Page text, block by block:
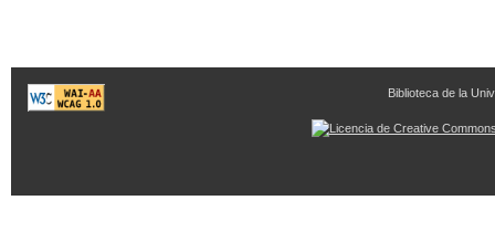
Biblioteca de la